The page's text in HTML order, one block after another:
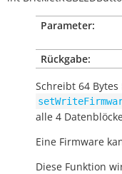
Parameter:
Rückgabe:
Schreibt 64
alle 4
Eine Firmware
Diese Funktion